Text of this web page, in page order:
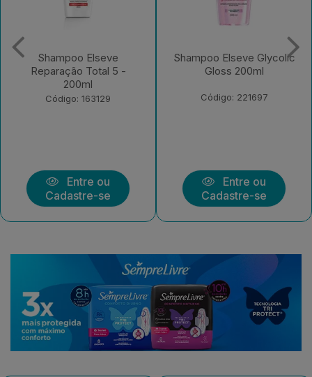
Shampoo Elseve Glycolic
Gloss 200ml
Código: 221697
Entre ou
Cadastre-se
Creme para Pentear
Elseve Colágeno Lifter
Código: 235526
Entre ou
Cadastre-se